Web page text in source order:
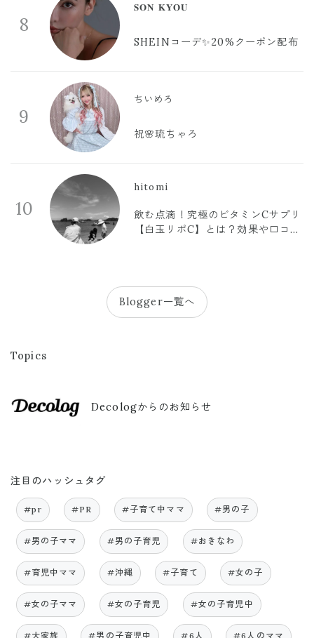
8
𝐒𝐎𝐍 𝐊𝐘𝐎𝐔
SHEINコーデ✨20%クーポン配布
9
ちいめろ
祝🌸琉ちゃろ
10
hitomi
飲む点滴！究極のビタミンCサプリ
【白玉リポC】とは？効果や口コミ
Blogger一覧へ
Topics
Decologからのお知らせ
注目のハッシュタグ
#pr #PR #子育て中ママ #男の子
#男の子ママ #男の子育児 #おきなわ
#育児中ママ #沖縄 #子育て #女の子
#女の子ママ #女の子育児 #女の子育児中
#大家族 #男の子育児中 #6人 #6人のママ